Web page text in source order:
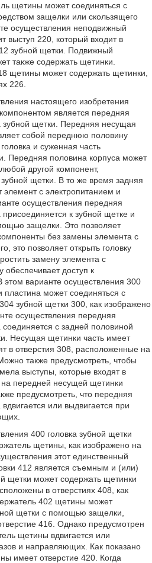
щетины может соединяться с
защелки или скользящего
осуществления неподвижный
выступ 220, который входит в
зубной щетки. Подвижный
также содержать щетинки.
щетины может содержать щетинки,
226.
настоящего изобретения
является передняя
щетки. Передняя несущая
собой переднюю половину
и суженная часть
Передняя половина корпуса может
другой компонент,
щетки. В то же время задняя
элемент с электропитанием и
осуществления передняя
к зубной щетке и
защелки. Это позволяет
без замены элемента с
это позволяет открыть головку
замену элемента с
обеспечивает доступ к
этом варианте осуществления 300
может соединяться с
зубной щетки 300, как изображено
осуществления передняя
с задней половиной
Несущая щетинки часть имеет
в отверстия 308, расположенные на
также предусмотреть, чтобы
выступы, которые входят в
передней несущей щетинки
предусмотреть, что передняя
или выдвигается при
400 головка зубной щетки
щетины, как изображено на
этот единственный
412 является съемным и (или)
щетки может содержать щетинки
в отверстиях 408, как
402 щетины может
щетки с помощью защелки,
416. Однако предусмотрен
щетины вдвигается или
и направляющих. Как показано
имеет отверстие 420. Когда